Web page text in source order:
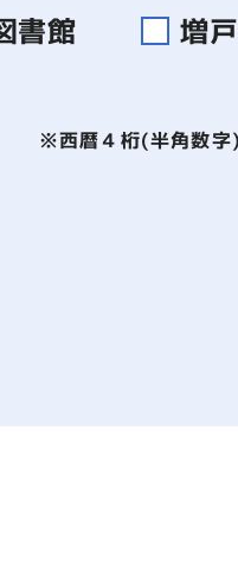
書館 増
※西暦４桁(半角数字)